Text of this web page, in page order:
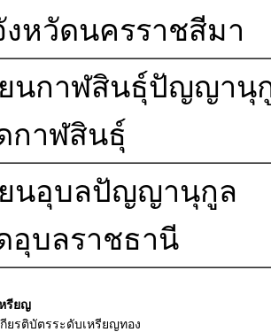
หวัดนครราชสีมา
ยนกาฬสินธุ์ปัญญานุ
กาฬสินธุ์
ยนอุบลปัญญานุกูล
อุบลราชธานี
รียญ
กียรติบัตรระดับเหรียญทอง